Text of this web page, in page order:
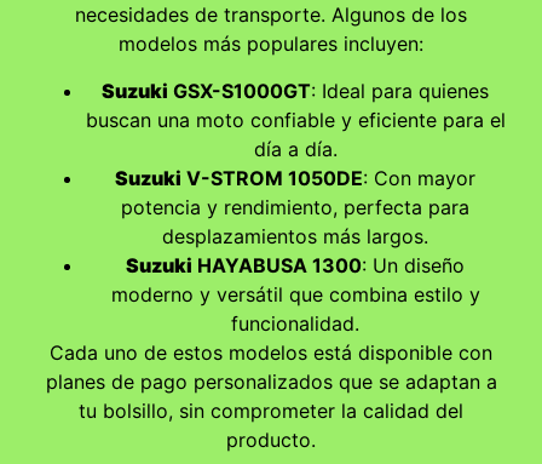
necesidades de transporte. Algunos de los
modelos más populares incluyen:
Suzuki GSX-S1000GT: Ideal para quienes
buscan una moto confiable y eficiente para el
día a día.
Suzuki V-STROM 1050DE: Con mayor
potencia y rendimiento, perfecta para
desplazamientos más largos.
Suzuki HAYABUSA 1300: Un diseño
moderno y versátil que combina estilo y
funcionalidad.
Cada uno de estos modelos está disponible con
planes de pago personalizados que se adaptan a
tu bolsillo, sin comprometer la calidad del
producto.